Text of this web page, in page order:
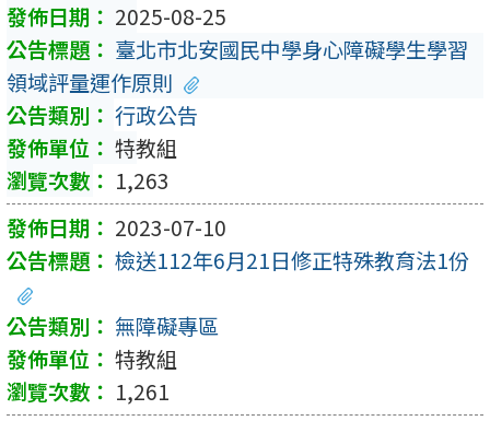
2025-08-25
臺北市北安國民中學身心障礙學生學習
領域評量運作原則
行政公告
特教組
1,263
2023-07-10
檢送112年6月21日修正特殊教育法1份
無障礙專區
特教組
1,261